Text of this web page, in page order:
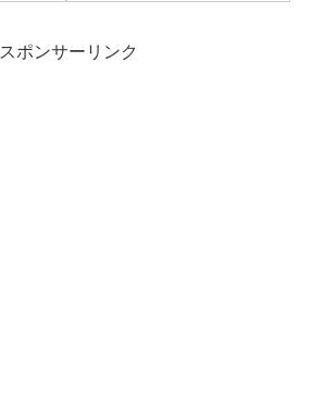
スポンサーリンク